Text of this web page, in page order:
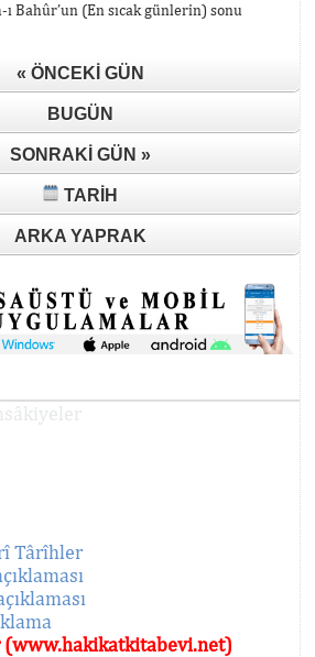
Bahûr’un (En sıcak günlerin) sonu
« ÖNCEKI GÜN
BUGÜN
SONRAKI GÜN »
TARIH
ARKA YAPRAK
Târîhler
(www.hakikatkitabevi.net)